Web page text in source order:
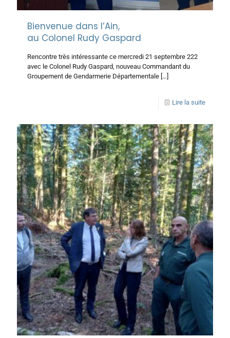
Bienvenue dans l’Ain,
au Colonel Rudy Gaspard
Rencontre très intéressante ce mercredi 21 septembre 222
avec le Colonel Rudy Gaspard, nouveau Commandant du
Groupement de Gendarmerie Départementale […]
Lire la suite